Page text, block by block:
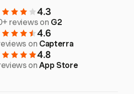
4.3
reviews on G2
4.6
on Capterra
4.8
onApp Store